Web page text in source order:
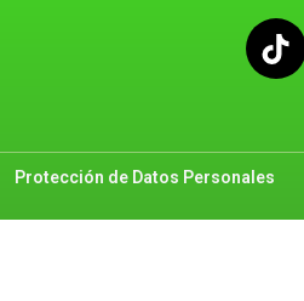
Protección de Datos Personales